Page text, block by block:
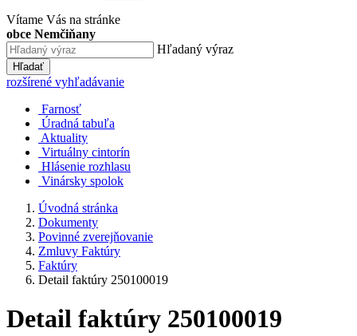
Vítame Vás na stránke
obce Nemčiňany
Hľadaný výraz
Hľadať
rozšírené vyhľadávanie
Farnosť
Úradná tabuľa
Aktuality
Virtuálny cintorín
Hlásenie rozhlasu
Vinársky spolok
Úvodná stránka
Dokumenty
Povinné zverejňovanie
Zmluvy Faktúry
Faktúry
Detail faktúry 250100019
Detail faktúry 250100019